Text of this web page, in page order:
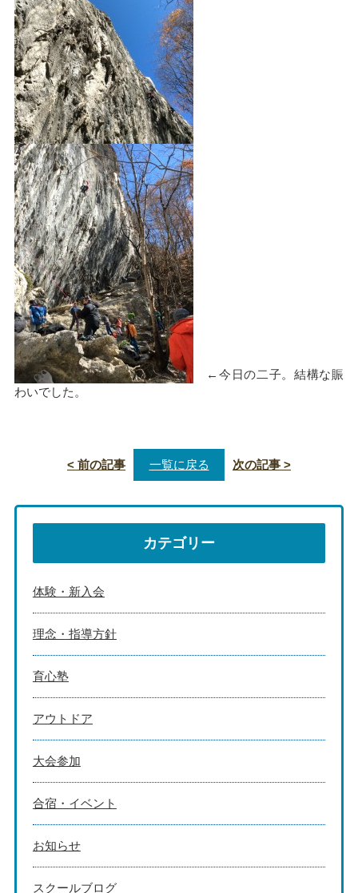
←今日の二子。結構な賑
わいでした。
< 前の記事 一覧に戻る 次の記事 >
カテゴリー
体験・新入会
理念・指導方針
育心塾
アウトドア
大会参加
合宿・イベント
お知らせ
スクールブログ